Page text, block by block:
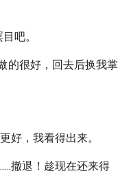
吧。
的很好，回去后换我掌
好，我看得出来。
撤退！趁现在还来得